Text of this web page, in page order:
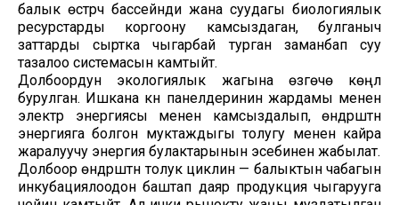
балык өстүрүүчү бассейнди жана суудагы биологиялык
ресурстарды коргоону камсыздаган, булганыч
заттарды сыртка чыгарбай турган заманбап суу
тазалоо системасын камтыйт.
Долбоордун экологиялык жагына өзгөчө көңүл
бурулган. Ишкана күн панелдеринин жардамы менен
электр энергиясы менен камсыздалып, өндүрүштүн
энергияга болгон муктаждыгы толугу менен кайра
жаралуучу энергия булактарынын эсебинен жабылат.
Долбоор өндүрүштүн толук циклин — балыктын чабагын
инкубациялоодон баштап даяр продукция чыгарууга